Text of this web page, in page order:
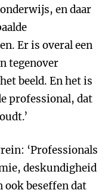
en daar
Er is overal een
tegenover
beeld. En het is
professional, dat
‘Professionals
deskundigheid
ook beseffen dat